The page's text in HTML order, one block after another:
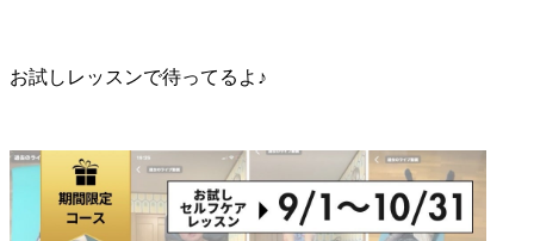
お試しレッスンで待ってるよ♪